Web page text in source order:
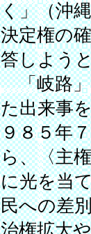
く」（沖
決定権の
答しよう
「岐路」
た出来事
９８５年
ら、〈主
に光を当
民への差